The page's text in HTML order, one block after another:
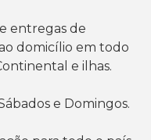
entregas de
domicílio em todo
e ilhas.
e Domingos.